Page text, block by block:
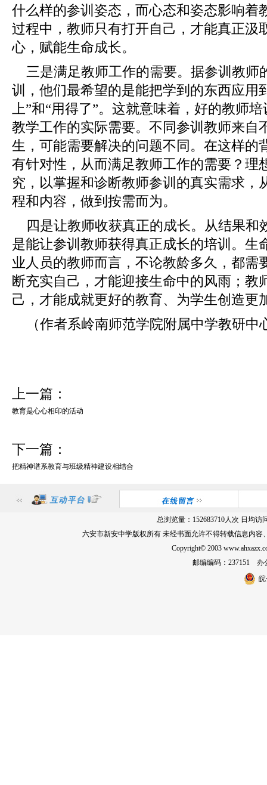
什么样的参训姿态，而心态和姿态影响着
过程中，教师只有打开自己，才能真正汲
心，赋能生命成长。
三是满足教师工作的需要。据参训教师
训，他们最希望的是能把学到的东西应用
上”和“用得了”。这就意味着，好的教师
教学工作的实际需要。不同参训教师来自
生，可能需要解决的问题不同。在这样的
有针对性，从而满足教师工作的需要？理
究，以掌握和诊断教师参训的真实需求，
程和内容，做到按需而为。
四是让教师收获真正的成长。从结果和
是能让参训教师获得真正成长的培训。生
业人员的教师而言，不论教龄多久，都需
断充实自己，才能迎接生命中的风雨；教
己，才能成就更好的教育、为学生创造更
（作者系岭南师范学院附属中学教研中
上一篇：
教育是心心相印的活动
下一篇：
把精神谱系教育与班级精神建设相结合
总浏览量： 152683710人次 日均访
六安市新安中学版权所有 未经书面允许不得转载信息内容
Copyright© 2003
邮编编码：237151 办
皖